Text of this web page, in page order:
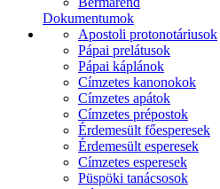
Dokumentumok
Apostoli protonotáriusok
Pápai prelátusok
Pápai káplánok
Címzetes kanonokok
Címzetes apátok
Címzetes prépostok
Érdemesült főesperesek
Érdemesült esperesek
Címzetes esperesek
Püspöki tanácsosok